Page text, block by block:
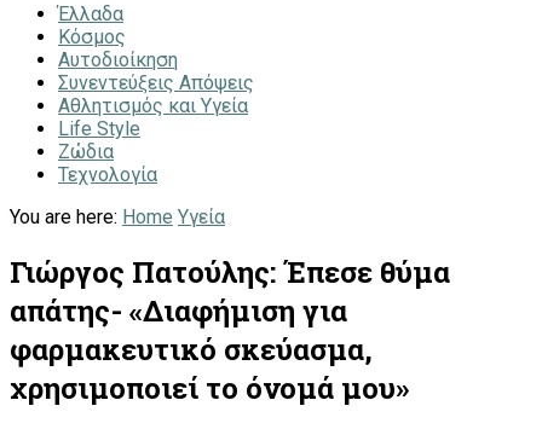
Έλλαδα
Κόσμος
Αυτοδιοίκηση
Συνεντεύξεις Απόψεις
Αθλητισμός και Υγεία
Life Style
Ζώδια
Τεχνολογία
You are here: Home Υγεία
Γιώργος Πατούλης: Έπεσε θύμα
απάτης- «Διαφήμιση για
φαρμακευτικό σκεύασμα,
χρησιμοποιεί το όνομά μου»